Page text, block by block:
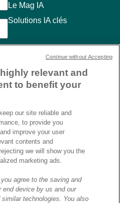
Le Mag IA
Solutions IA clés
relevant and
to benefit your
our site reliable and
to provide you
improve your user
contents and
we will show you the
marketing ads.
agree to the saving and
end device by us and our
technologies. You also
Continue without Accepting